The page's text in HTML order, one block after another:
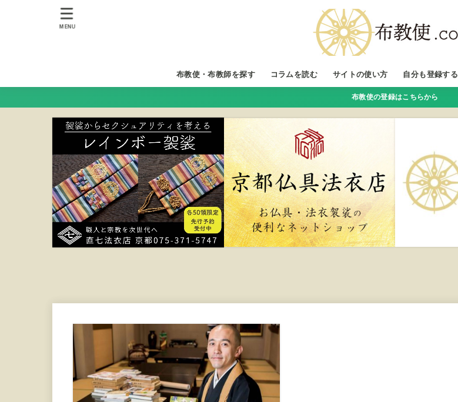
布教使・布教師を探す コラムを読む サイトの使い方 自分も登録する
MENU
布教使の登録はこちらから